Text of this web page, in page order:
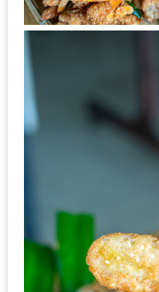
ร้าน
หมู
เชียงใหม่
งบ
อิ่ม
ลล์
ไม่